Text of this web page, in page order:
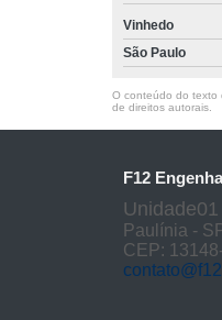
Vinhedo
São Paulo
O conteúdo do texto
de direitos autorais.
F12
Unidade01
Paulínia -
CEP: